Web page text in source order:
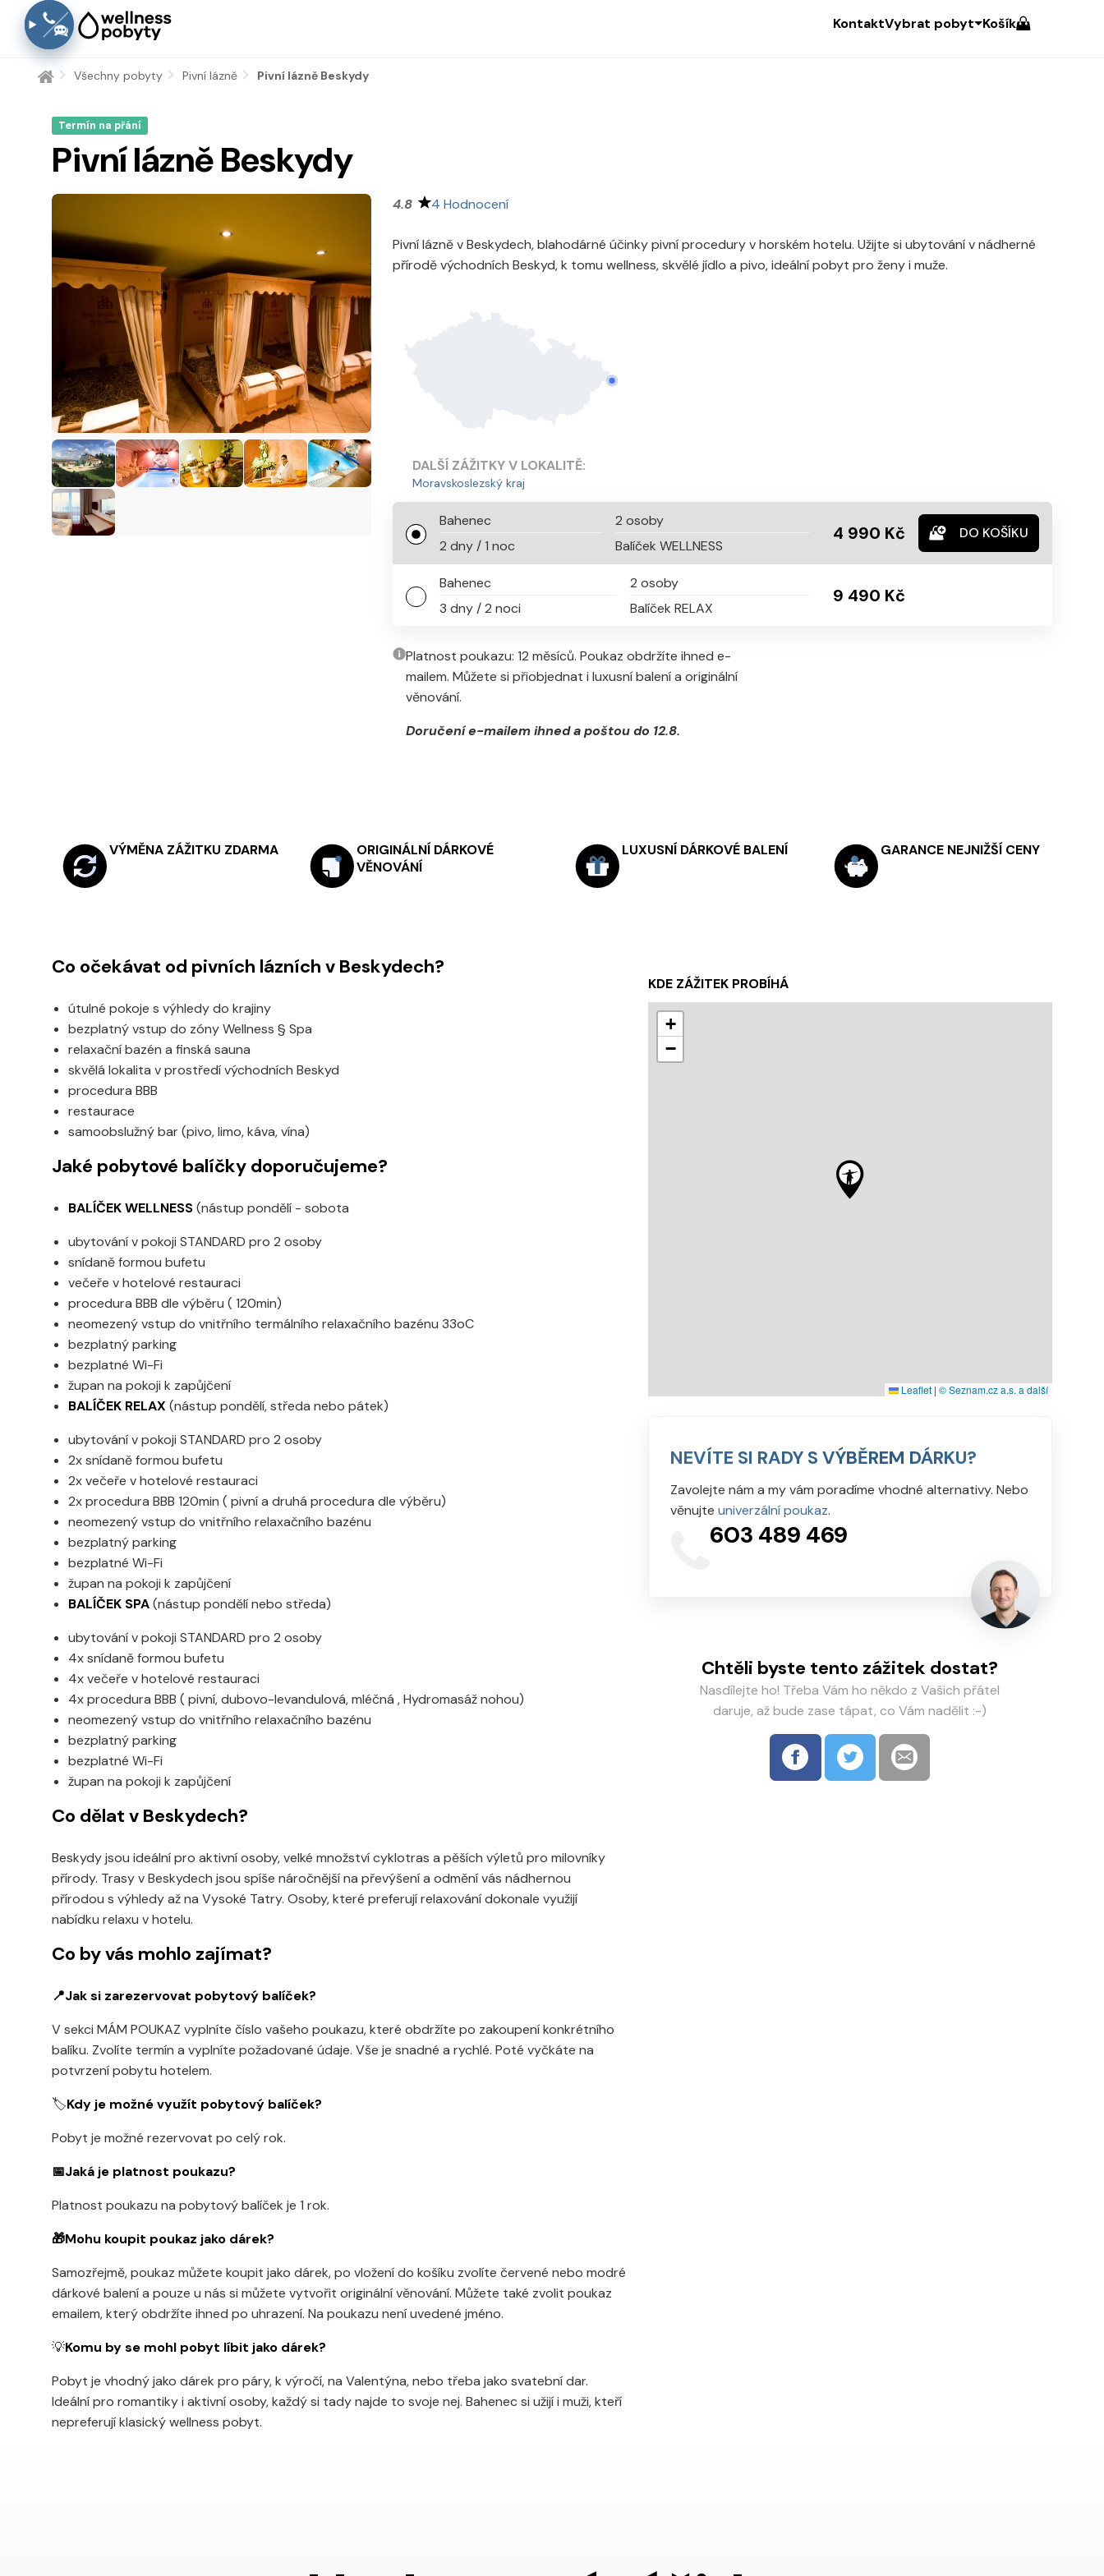
KontaktVybrat pobyt Košík
Všechny pobyty Pivní lázně Aktuální:
Pivní lázně Beskydy
Termín na přání
Pivní lázně Beskydy
4 Hodnocení
Pivní lázně v Beskydech, blahodárné účinky pivní procedury v horském hotelu. Užijte si ubytování v nádherné
přírodě východních Beskyd, k tomu wellness, skvělé jídlo a pivo, ideální pobyt pro ženy i muže.
DALŠÍ ZÁŽITKY V LOKALITĚ:
Moravskoslezský kraj
Bahenec
2 osoby
2 dny / 1 noc
Balíček WELLNESS
4 990 Kč DO KOŠÍKU
Bahenec
2 osoby
3 dny / 2 noci
Balíček RELAX
9 490 Kč
Platnost poukazu: 12 měsíců. Poukaz obdržíte ihned e-
mailem. Můžete si přiobjednat i luxusní balení a originální
věnování.
Doručení e-mailem ihned a poštou do 12.8.
VÝMĚNA ZÁŽITKU ZDARMA
ORIGINÁLNÍ DÁRKOVÉ
VĚNOVÁNÍ
LUXUSNÍ DÁRKOVÉ BALENÍ GARANCE NEJNIŽŠÍ CENY
Co očekávat od pivních lázních v Beskydech?
útulné pokoje s výhledy do krajiny
bezplatný vstup do zóny Wellness § Spa
relaxační bazén a finská sauna
skvělá lokalita v prostředí východních Beskyd
procedura BBB
restaurace
samoobslužný bar (pivo, limo, káva, vína)
Jaké pobytové balíčky doporučujeme?
BALÍČEK WELLNESS(nástup pondělí - sobota
ubytování v pokoji STANDARD pro 2 osoby
snídaně formou bufetu
večeře v hotelové restauraci
procedura BBB dle výběru ( 120min)
neomezený vstup do vnitřního termálního relaxačního bazénu 33oC
bezplatný parking
bezplatné Wi-Fi
župan na pokoji k zapůjčení
BALÍČEK RELAX (nástup pondělí, středa nebo pátek)
ubytování v pokoji STANDARD pro 2 osoby
2x snídaně formou bufetu
2x večeře v hotelové restauraci
2x procedura BBB 120min ( pivní a druhá procedura dle výběru)
neomezený vstup do vnitřního relaxačního bazénu
bezplatný parking
bezplatné Wi-Fi
župan na pokoji k zapůjčení
BALÍČEK SPA(nástup pondělí nebo středa)
ubytování v pokoji STANDARD pro 2 osoby
4x snídaně formou bufetu
4x večeře v hotelové restauraci
4x procedura BBB ( pivní, dubovo-levandulová, mléčná , Hydromasáž nohou)
neomezený vstup do vnitřního relaxačního bazénu
bezplatný parking
bezplatné Wi-Fi
župan na pokoji k zapůjčení
Co dělat v Beskydech?
Beskydy jsou ideální pro aktivní osoby, velké množství cyklotras a pěších výletů pro milovníky
přírody. Trasy v Beskydech jsou spíše náročnější na převýšení a odmění vás nádhernou
přírodou s výhledy až na Vysoké Tatry. Osoby, které preferují relaxování dokonale využijí
nabídku relaxu v hotelu.
Co by vás mohlo zajímat?
📍Jak si zarezervovat pobytový balíček?
V sekci MÁM POUKAZ vyplníte číslo vašeho poukazu, které obdržíte po zakoupení konkrétního
balíku. Zvolíte termín a vyplníte požadované údaje. Vše je snadné a rychlé. Poté vyčkáte na
potvrzení pobytu hotelem.
🏷️Kdy je možné využít pobytový balíček?
Pobyt je možné rezervovat po celý rok.
📅Jaká je platnost poukazu?
Platnost poukazu na pobytový balíček je 1 rok.
🎁Mohu koupit poukaz jako dárek?
Samozřejmě, poukaz můžete koupit jako dárek, po vložení do košíku zvolíte červené nebo modré
dárkové balení a pouze u nás si můžete vytvořit originální věnování. Můžete také zvolit poukaz
emailem, který obdržíte ihned po uhrazení. Na poukazu není uvedené jméno.
💡Komu by se mohl pobyt líbit jako dárek?
Pobyt je vhodný jako dárek pro páry, k výročí, na Valentýna, nebo třeba jako svatební dar.
Ideální pro romantiky i aktivní osoby, každý si tady najde to svoje nej. Bahenec si užijí i muži, kteří
nepreferují klasický wellness pobyt.
KDE ZÁŽITEK PROBÍHÁ
+
−
Leaflet | © Seznam.cz a.s. a další
NEVÍTE SI RADY S VÝBĚREM DÁRKU?
Zavolejte nám a my vám poradíme vhodné alternativy. Nebo
věnujte univerzální poukaz.
603 489 469
Chtěli byste tento zážitek dostat?
Nasdílejte ho! Třeba Vám ho někdo z Vašich přátel
daruje, až bude zase tápat, co Vám nadělit :-)